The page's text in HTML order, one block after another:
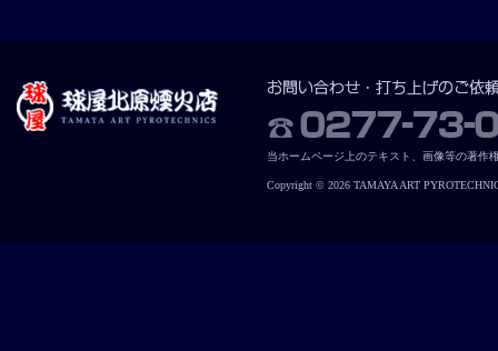
当ホームページ上のテキスト、画像等の著作
Copyright © 2026 TAMAYA ART